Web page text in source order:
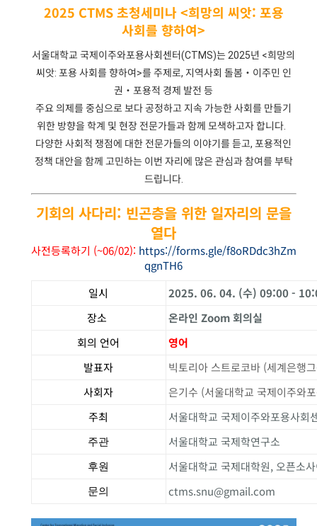
2025 CTMS 초청세미나 <희망의 씨앗: 포용
사회를 향하여>
서울대학교 국제이주와포용사회센터(CTMS)는 2025년 <희망의
씨앗: 포용 사회를 향하여>를 주제로, 지역사회 돌봄・이주민 인
권・포용적 경제 발전 등
주요 의제를 중심으로 보다 공정하고 지속 가능한 사회를 만들기
위한 방향을 학계 및 현장 전문가들과 함께 모색하고자 합니다.
다양한 사회적 쟁점에 대한 전문가들의 이야기를 듣고,포용적인
정책 대안을 함께 고민하는 이번 자리에 많은 관심과 참여를 부탁
드립니다.
기회의 사다리: 빈곤층을 위한 일자리의 문을
열다
사전등록하기 (~06/02): https://forms.gle/f8oRDdc3hZm
qgnTH6
일시
2025. 06. 04. (수) 09:00 -
장소
온라인 Zoom 회의실
회의 언어
영어
발표자
빅토리아 스트로코바 (세계은행
사회자
은기수 (서울대학교 국제이주와
주최
서울대학교 국제이주와포용사회
주관 서울대학교 국제학연구소
후원 서울대학교 국제대학원, 오픈소
문의 ctms.snu@gmail.com